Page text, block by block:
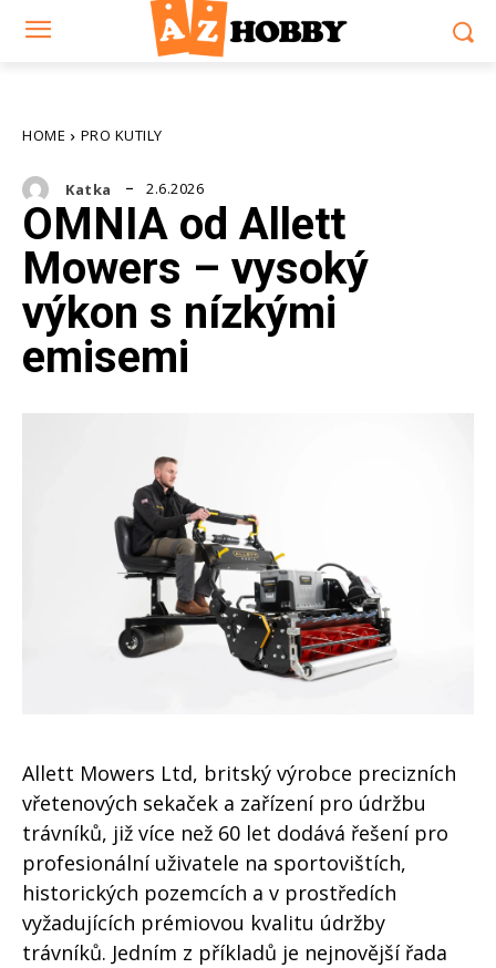
HOME PRO KUTILY
Katka 2.6.2026
OMNIA od Allett
Mowers – vysoký
výkon s nízkými
emisemi
Allett Mowers Ltd, britský výrobce precizních
vřetenových sekaček a zařízení pro údržbu
trávníků, již více než 60 let dodává řešení pro
profesionální uživatele na sportovištích,
historických pozemcích a v prostředích
vyžadujících prémiovou kvalitu údržby
trávníků. Jedním z příkladů je nejnovější řada